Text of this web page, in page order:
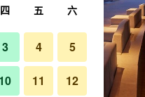
四 五 六
3 4 5
10 11 12